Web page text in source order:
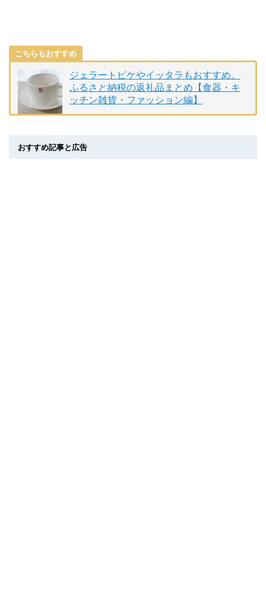
こちらもおすすめ
ジェラートピケやイッタラもおすすめ。
ふるさと納税の返礼品まとめ【食器・キ
ッチン雑貨・ファッション編】
おすすめ記事と広告